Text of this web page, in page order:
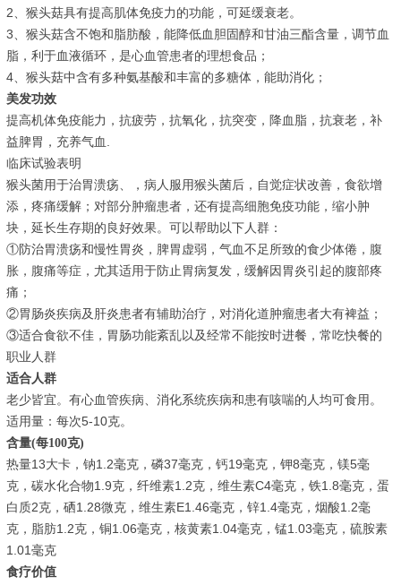
2、猴头菇具有提高肌体免疫力的功能，可延缓衰老。
3、猴头菇含不饱和脂肪酸，能降低血胆固醇和甘油三酯含量，调节血
脂，利于血液循环，是心血管患者的理想食品；
4、猴头菇中含有多种氨基酸和丰富的多糖体，能助消化；
美发功效
提高机体免疫能力，抗疲劳，抗氧化，抗突变，降血脂，抗衰老，补
益脾胃，充养气血.
临床试验表明
猴头菌用于治胃溃疡、，病人服用猴头菌后，自觉症状改善，食欲增
添，疼痛缓解；对部分肿瘤患者，还有提高细胞免疫功能，缩小肿
块，延长生存期的良好效果。可以帮助以下人群：
①防治胃溃疡和慢性胃炎，脾胃虚弱，气血不足所致的食少体倦，腹
胀，腹痛等症，尤其适用于防止胃病复发，缓解因胃炎引起的腹部疼
痛；
②胃肠炎疾病及肝炎患者有辅助治疗，对消化道肿瘤患者大有裨益；
③适合食欲不佳，胃肠功能紊乱以及经常不能按时进餐，常吃快餐的
职业人群
适合人群
老少皆宜。有心血管疾病、消化系统疾病和患有咳喘的人均可食用。
适用量：每次5-10克。
含量(每100克)
热量13大卡，钠1.2毫克，磷37毫克，钙19毫克，钾8毫克，镁5毫
克，碳水化合物1.9克，纤维素1.2克，维生素C4毫克，铁1.8毫克，蛋
白质2克，硒1.28微克，维生素E1.46毫克，锌1.4毫克，烟酸1.2毫
克，脂肪1.2克，铜1.06毫克，核黄素1.04毫克，锰1.03毫克，硫胺素
1.01毫克
食疗价值